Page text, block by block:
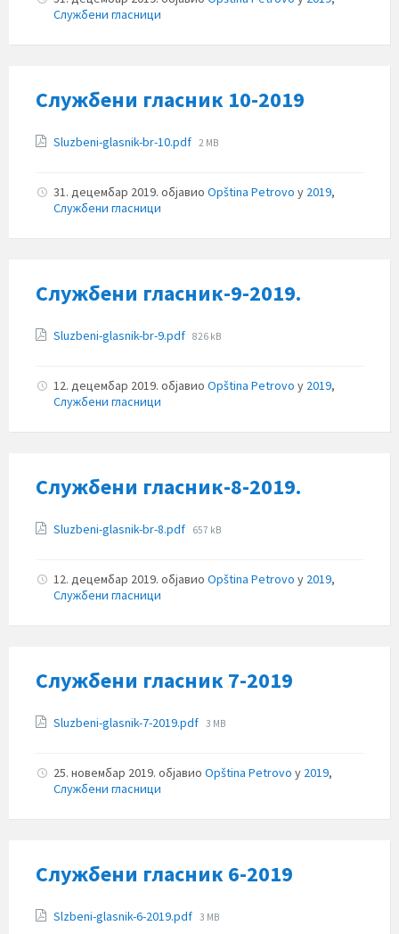
Службени гласници
Службени гласник 10-2019
Прилози
Sluzbeni-glasnik-br-10.pdf File
2 MB
31. децембар 2019. објавио Opština Petrovo у 2019,
Службени гласници
Службени гласник-9-2019.
Прилози
Sluzbeni-glasnik-br-9.pdf File
826 kB
12. децембар 2019. објавио Opština Petrovo у 2019,
Службени гласници
Службени гласник-8-2019.
Прилози
Sluzbeni-glasnik-br-8.pdf File
657 kB
12. децембар 2019. објавио Opština Petrovo у 2019,
Службени гласници
Службени гласник 7-2019
Прилози
Sluzbeni-glasnik-7-2019.pdf File
3 MB
25. новембар 2019. објавио Opština Petrovo у 2019,
Службени гласници
Службени гласник 6-2019
Прилози
Slzbeni-glasnik-6-2019.pdf File
3 MB